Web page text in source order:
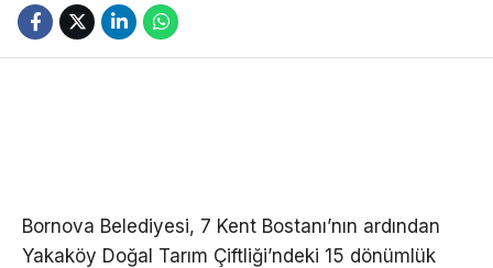
Bornova Belediyesi, 7 Kent Bostanı’nın ardından
Yakaköy Doğal Tarım Çiftliği’ndeki 15 dönümlük